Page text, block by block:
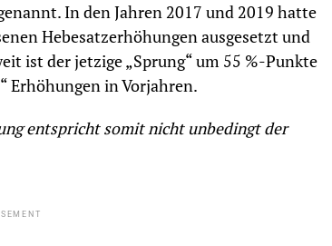
In den Jahren 2017 und 2019 hatte
Hebesatzerhöhungen ausgesetzt und
ist der jetzige „Sprung“ um 55 %-Punkte
Erhöhungen in Vorjahren.
entspricht somit nicht unbedingt der